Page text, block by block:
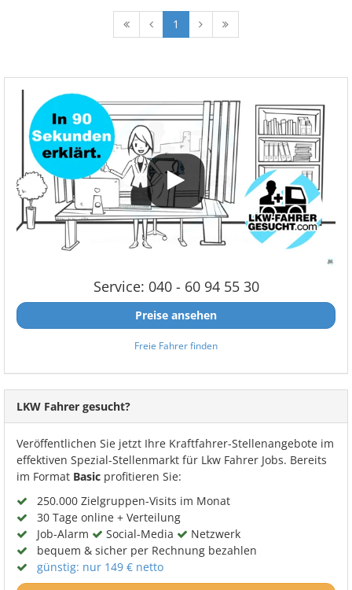
1
Service: 040 - 60 94 55 30
Preise ansehen
Freie Fahrer finden
LKW Fahrer gesucht?
Veröffentlichen Sie jetzt Ihre Kraftfahrer-Stellenangebote im
effektiven Spezial-Stellenmarkt für Lkw Fahrer Jobs. Bereits
im Format Basic profitieren Sie:
250.000 Zielgruppen-Visits im Monat
30 Tage online + Verteilung
Job-Alarm
Social-Media
Netzwerk
bequem & sicher per Rechnung bezahlen
günstig: nur 149 € netto